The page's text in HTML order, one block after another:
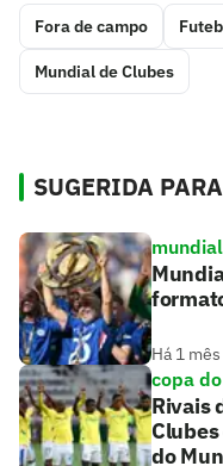
Fora de campo
Mundial de Clubes
SUGERIDA
Há 1 mês
copa
Rivais
do